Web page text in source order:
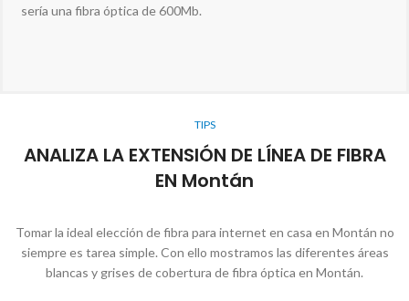
sería una fibra óptica de 600Mb.
TIPS
ANALIZA LA EXTENSIÓN DE LÍNEA DE FIBRA
EN Montán
Tomar la ideal elección de fibra para internet en casa en Montán no
siempre es tarea simple. Con ello mostramos las diferentes áreas
blancas y grises de cobertura de fibra óptica en Montán.